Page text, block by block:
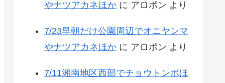
やナツアカネほか に アロポン より
7/23早朝だけ公園周辺でオニヤンマ
やナツアカネほか に アロポン より
7/11湘南地区西部でチョウトンボほ